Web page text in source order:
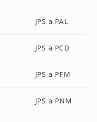
JPS a PAL
JPS a PCD
JPS a PFM
JPS a PNM